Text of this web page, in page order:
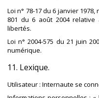
Loi n° 78-17 du 6 janvier
801 du 6 août 2004
libertés.
Loi n° 2004-575 du 21 juin
numérique.
11. Lexique.
Utilisateur : Internaute se